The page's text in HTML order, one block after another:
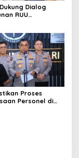
Dialog
RUU
Proses
Personel di